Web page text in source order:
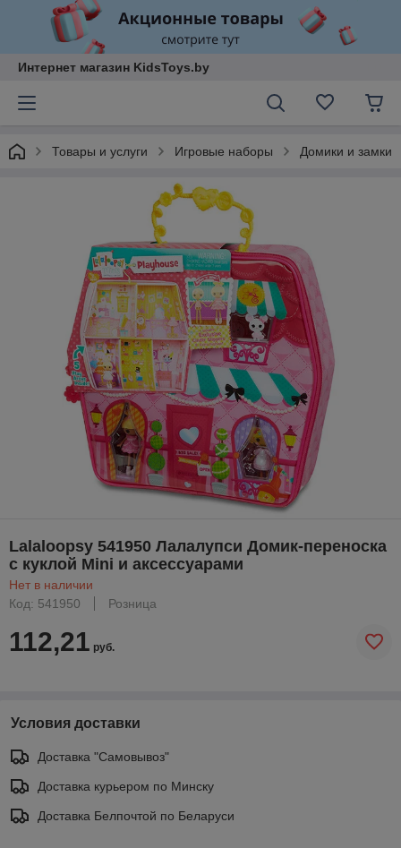
Интернет магазин KidsToys.by
Товары и услуги Игровые наборы Домики и замки
Lalaloopsy 541950 Лалалупси Домик-переноска
с куклой Mini и аксессуарами
Нет в наличии
Код: 541950
Розница
112,21 руб.
Условия доставки
Доставка "Самовывоз"
Доставка курьером по Минску
Доставка Белпочтой по Беларуси